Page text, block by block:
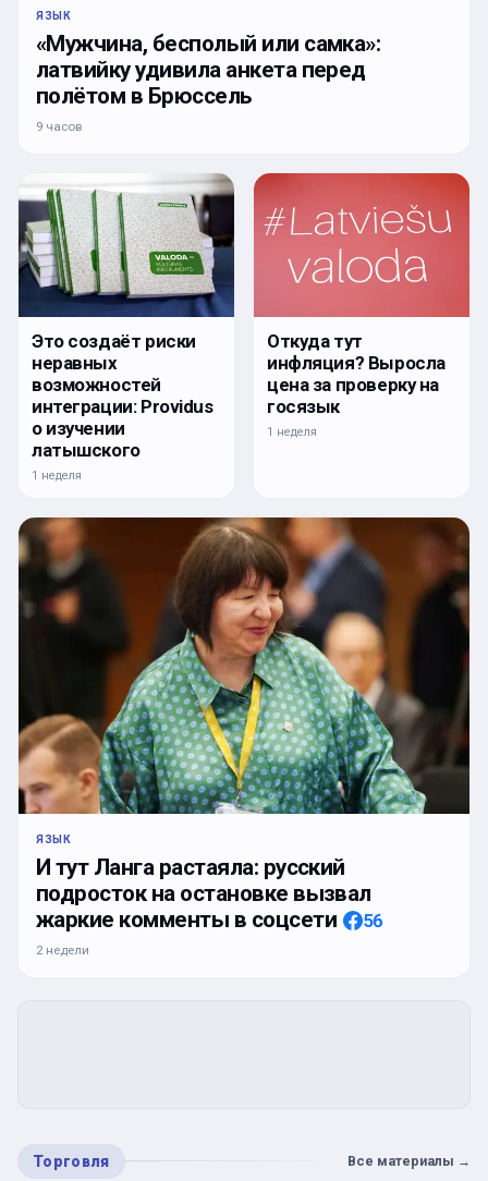
ЯЗЫК
«Мужчина, бесполый или самка»:
латвийку удивила анкета перед
полётом в Брюссель
9 часов
Это создаёт риски
неравных
возможностей
интеграции: Providus
о изучении
латышского
1 неделя
Откуда тут
инфляция? Выросла
цена за проверку на
госязык
1 неделя
ЯЗЫК
И тут Ланга растаяла: русский
подросток на остановке вызвал
жаркие комменты в соцсети
56
2 недели
Торговля Все материалы →